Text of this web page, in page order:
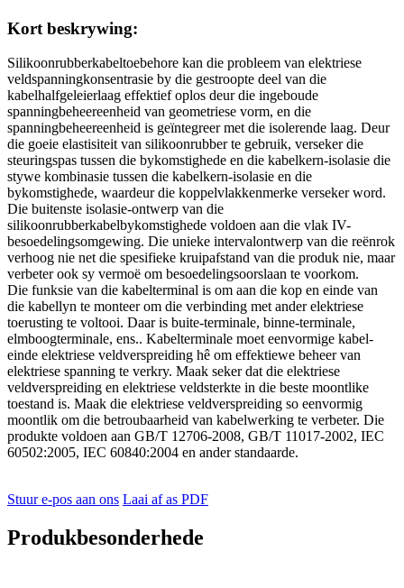
Kort beskrywing:
Silikoonrubberkabeltoebehore kan die probleem van elektriese
veldspanningkonsentrasie by die gestroopte deel van die
kabelhalfgeleierlaag effektief oplos deur die ingeboude
spanningbeheereenheid van geometriese vorm, en die
spanningbeheereenheid is geïntegreer met die isolerende laag. Deur
die goeie elastisiteit van silikoonrubber te gebruik, verseker die
steuringspas tussen die bykomstighede en die kabelkern-isolasie die
stywe kombinasie tussen die kabelkern-isolasie en die
bykomstighede, waardeur die koppelvlakkenmerke verseker word.
Die buitenste isolasie-ontwerp van die
silikoonrubberkabelbykomstighede voldoen aan die vlak IV-
besoedelingsomgewing. Die unieke intervalontwerp van die reënrok
verhoog nie net die spesifieke kruipafstand van die produk nie, maar
verbeter ook sy vermoë om besoedelingsoorslaan te voorkom.
Die funksie van die kabelterminal is om aan die kop en einde van
die kabellyn te monteer om die verbinding met ander elektriese
toerusting te voltooi. Daar is buite-terminale, binne-terminale,
elmboogterminale, ens.. Kabelterminale moet eenvormige kabel-
einde elektriese veldverspreiding hê om effektiewe beheer van
elektriese spanning te verkry. Maak seker dat die elektriese
veldverspreiding en elektriese veldsterkte in die beste moontlike
toestand is. Maak die elektriese veldverspreiding so eenvormig
moontlik om die betroubaarheid van kabelwerking te verbeter. Die
produkte voldoen aan GB/T 12706-2008, GB/T 11017-2002, IEC
60502:2005, IEC 60840:2004 en ander standaarde.
Stuur e-pos aan ons Laai af as PDF
Produkbesonderhede